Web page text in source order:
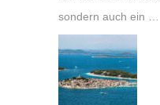
sondern auch ein …